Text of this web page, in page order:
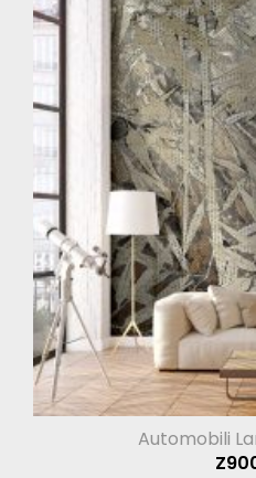
Automobili